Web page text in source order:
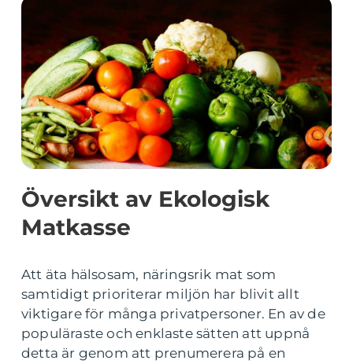
Översikt av Ekologisk
Matkasse
Att äta hälsosam, näringsrik mat som
samtidigt prioriterar miljön har blivit allt
viktigare för många privatpersoner. En av de
populäraste och enklaste sätten att uppnå
detta är genom att prenumerera på en